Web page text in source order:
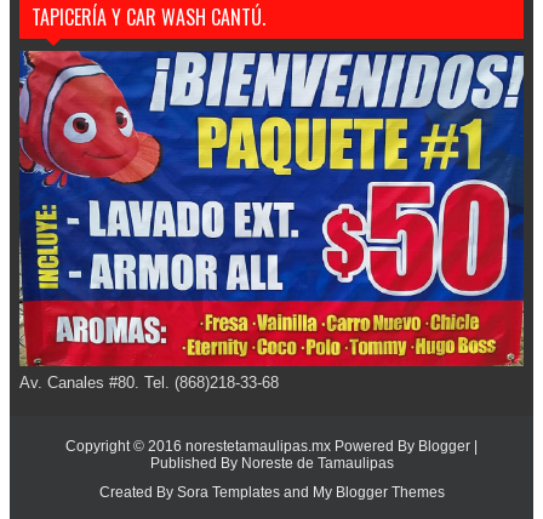
TAPICERÍA Y CAR WASH CANTÚ.
Av. Canales #80. Tel. (868)218-33-68
Copyright © 2016 norestetamaulipas.mx Powered By Blogger |
Published By Noreste de Tamaulipas
Created By Sora Templatesand My Blogger Themes